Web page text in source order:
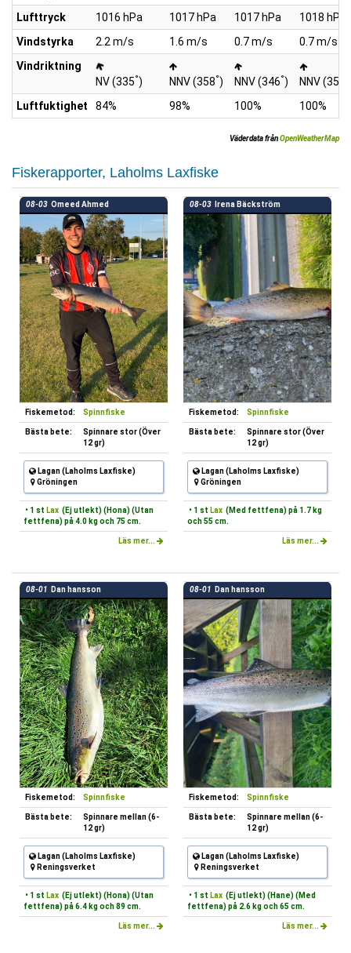
Lufttryck
1016 hPa 1017 hPa 1017 hPa
1018 hPa
Vindstyrka
2.2 m/s 1.6 m/s 0.7 m/s
0.7 m/s
Vindriktning
NV (335°) NNV (358°) NNV (346°) NNV (352
Luftfuktighet
84% 98% 100% 100%
Väderdata frånOpenWeatherMap
Fiskerapporter, Laholms Laxfiske
08-03 Omeed Ahmed
Fiskemetod: Spinnfiske
Bästa bete:
Spinnare stor (Över
12 gr)
Lagan (Laholms Laxfiske)
Gröningen
• 1 st Lax (Ej utlekt) (Hona) (Utan
fettfena) på 4.0 kg och 75 cm.
Läs mer...
08-03 Irena Bäckström
Fiskemetod: Spinnfiske
Bästa bete:
Spinnare stor (Över
12 gr)
Lagan (Laholms Laxfiske)
Gröningen
• 1 st Lax (Med fettfena) på 1.7 kg
och 55 cm.
Läs mer...
08-01 Dan hansson
Fiskemetod: Spinnfiske
Bästa bete:
Spinnare mellan (6-
12 gr)
Lagan (Laholms Laxfiske)
Reningsverket
• 1 st Lax (Ej utlekt) (Hona) (Utan
fettfena) på 6.4 kg och 89 cm.
Läs mer...
08-01 Dan hansson
Fiskemetod: Spinnfiske
Bästa bete:
Spinnare mellan (6-
12 gr)
Lagan (Laholms Laxfiske)
Reningsverket
• 1 st Lax (Ej utlekt) (Hane) (Med
fettfena) på 2.6 kg och 65 cm.
Läs mer...